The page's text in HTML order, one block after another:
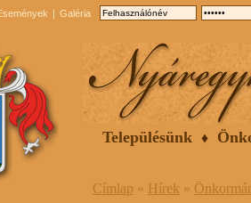
Galéria
Településünk
Címlap » Hírek »